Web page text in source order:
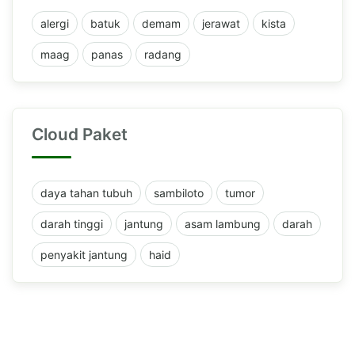
alergi batuk demam jerawat kista
maag panas radang
Cloud Paket
daya tahan tubuh sambiloto tumor
darah tinggi jantung asam lambung darah
penyakit jantung haid